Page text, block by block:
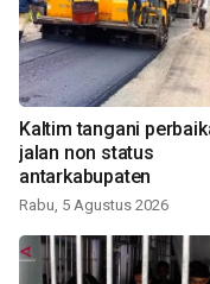
Kaltim tangani
jalan non status
antarkabupaten
Rabu, 5 Agustus 2026